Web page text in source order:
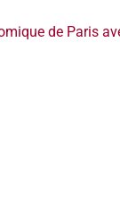
de Paris